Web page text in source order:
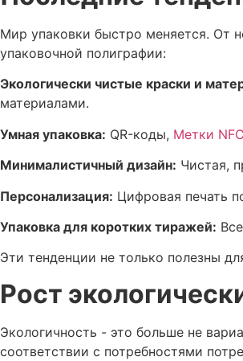
Мир упаковки быстро меняется. От
упаковочной полиграфии:
Экологически чистые краски и
материалами.
Умная упаковка: QR-коды, Метки NFC
Минималистичный дизайн: Чистая,
Персонализация: Цифровая печать
Упаковка для коротких тиражей:
Эти тенденции не только полезны
Рост
Экологичность - это больше не
соответствии с потребностями